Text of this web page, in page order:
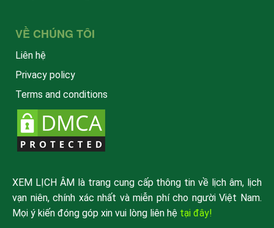
VỀ CHÚNG TÔI
Liên hệ
Privacy policy
Terms and conditions
XEM LỊCH ÂM là trang cung cấp thông tin về lịch âm, lịch
vạn niên, chính xác nhất và miễn phí cho người Việt Nam.
Mọi ý kiến đóng góp xin vui lòng liên hệ tại đây!